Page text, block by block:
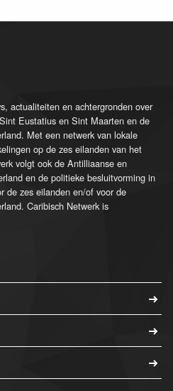
actualiteiten en achtergronden over
Eustatius en Sint Maarten en de
Met een netwerk van lokale
op de zes eilanden van het
volgt ook de Antilliaanse en
en de politieke besluitvorming in
de zes eilanden en/of voor de
Caribisch Netwerk is